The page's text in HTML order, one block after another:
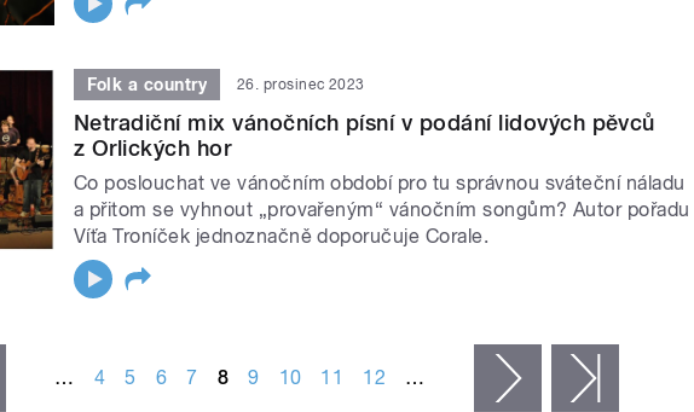
Folk a country 26. prosinec 2023
Netradiční mix vánočních písní v podání lidových pěvců
z Orlických hor
Co poslouchat ve vánočním období pro tu správnou sváteční náladu
a přitom se vyhnout „provařeným“ vánočním songům? Autor pořadu
Víťa Troníček jednoznačně doporučuje Corale.
… 4 5 6 7 8 9 10 11 12 … následující ›